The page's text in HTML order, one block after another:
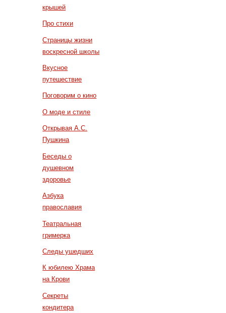
крышей
Про стихи
Страницы жизни
воскресной школы
Вкусное
путешествие
Поговорим о кино
О моде и стиле
Открывая А.С.
Пушкина
Беседы о
душевном
здоровье
Азбука
православия
Театральная
гримерка
Следы ушедших
К юбилею Храма
на Крови
Секреты
кондитера